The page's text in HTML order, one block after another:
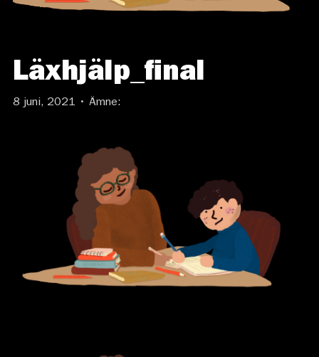
Läxhjälp_final
8 juni, 2021 • Ämne: